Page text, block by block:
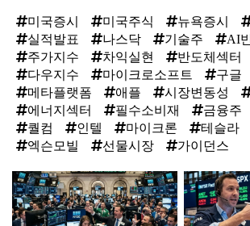
미국증시 미국주식 뉴욕증시
실적발표
나스닥 기술주
AI
주가지수
차익실현 반도체섹터
다우지수
마이크로소프트 구글
메타플랫폼
애플 시장변동성
에너지섹터
필수소비재 금융주
퀄컴
인텔 마이크론 테슬라
엑슨모빌
선물시장 가이던스
탑
라
인